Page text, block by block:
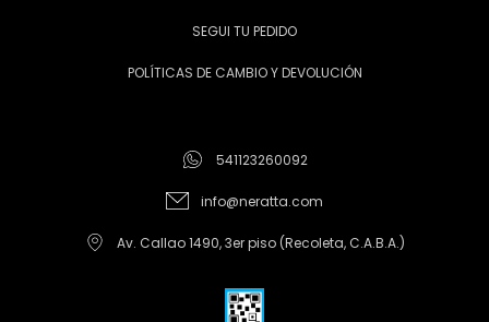
SEGUI TU PEDIDO
POLÍTICAS DE CAMBIO Y DEVOLUCIÓN
541123260092
info@neratta.com
Av. Callao 1490, 3er piso (Recoleta, C.A.B.A.)